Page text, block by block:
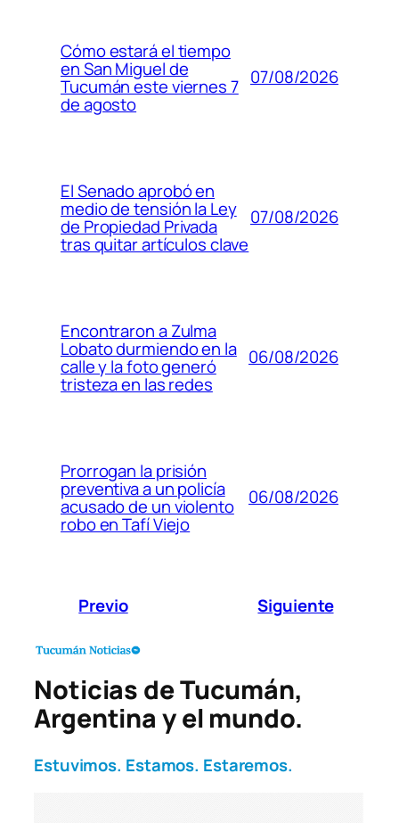
Cómo estará el tiempo
en San Miguel de
Tucumán este viernes 7
de agosto
07/08/2026
El Senado aprobó en
medio de tensión la Ley
de Propiedad Privada
tras quitar artículos clave
07/08/2026
Encontraron a Zulma
Lobato durmiendo en la
calle y la foto generó
tristeza en las redes
06/08/2026
Prorrogan la prisión
preventiva a un policía
acusado de un violento
robo en Tafí Viejo
06/08/2026
Previo Siguiente
Noticias de Tucumán,
Argentina y el mundo.
Estuvimos. Estamos. Estaremos.